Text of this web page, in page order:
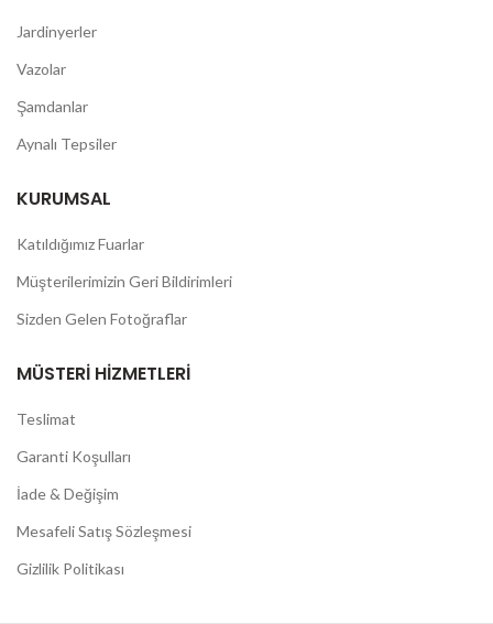
Jardinyerler
Vazolar
Şamdanlar
Aynalı Tepsiler
KURUMSAL
Katıldığımız Fuarlar
Müşterilerimizin Geri Bildirimleri
Sizden Gelen Fotoğraflar
MÜSTERI HIZMETLERI
Teslimat
Garanti Koşulları
İade & Değişim
Mesafeli Satış Sözleşmesi
Gizlilik Politikası